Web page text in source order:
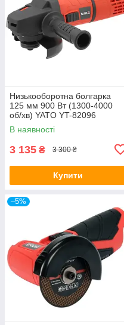
Низькооборотна болгарка
125 мм 900 Вт (1300-4000
об/хв) YATO YT-82096
В наявності
3 135 ₴ 3 300 ₴
Купити
–5%